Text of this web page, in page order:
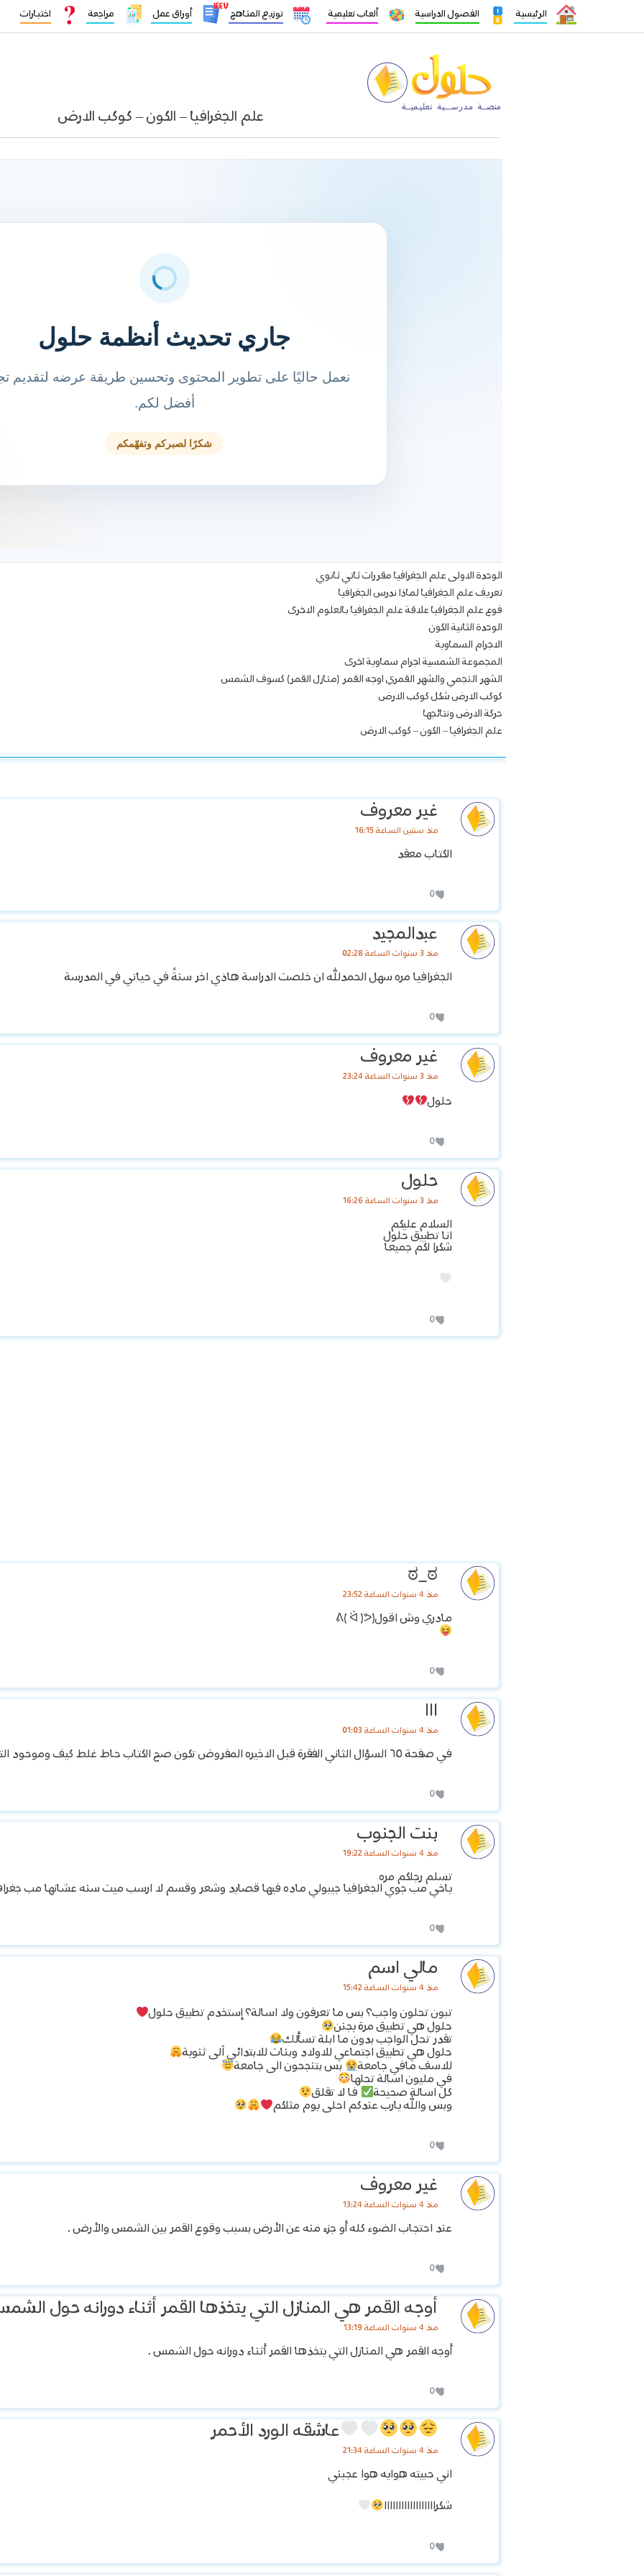
الرئيسية الفصول الدراسية ألعاب تعليمية توزيع المناهج
١٤٤٧
أوراق عمل مراجعة اختبارات
علم الجغرافيا – الكون – كوكب الارض
الوحدة الاولى علم الجغرافيا مقررات ثاتي ثانوي
تعريف علم الجغرافيا لماذا ندرس الجغرافيا
فوع علم الجغرافيا علاقة علم الجغرافيا بالعلوم الاخرى
الوحدة الثانية الكون
الاجرام السماوية
المجموعة الشمسية اجرام سماوية اخرى
الشهر النجمي والشهر القمري اوجه القمر (منازل القمر) كسوف الشمس
كوكب الارض شكل كوكب الارض
حركة الارض ونتائجها
علم الجغرافيا – الكون – كوكب الارض
غير معروف
منذ سنتين الساعة 16:15
الكتاب معقد
0
عبدالمجيد
منذ 3 سنوات الساعة 02:28
الجغرافيا مره سهل الحمدلله ان خلصت الدراسة هاذي اخر سنةً في حياتي في المدرسة
0
غير معروف
منذ 3 سنوات الساعة 23:24
حلول
0
حلول
منذ 3 سنوات الساعة 16:26
السلام عليكم
انا تطبيق حلول
شكرا لكم جميعا
0
ಠ_ಠ
منذ 4 سنوات الساعة 23:52
مادري وش اقول(ᕕ( ᐛ )ᕗ
0
ااا
منذ 4 سنوات الساعة 01:03
في صفحة ٦٥ السؤال الثاني الفقرة قبل الاخيره المفروض تكون صح الكتاب حاط غلط كيف وموحود التفسير في صفحه ٥٥
0
بنت الجنوب
منذ 4 سنوات الساعة 19:22
تسلم رجلكم مره
ياخي مب جوي الجغرافيا جيبولي ماده فيها قصايد وشعر وقسم لا ارسب ميت سنه عشانها مب
0
مالي اسم
منذ 4 سنوات الساعة 15:42
تبون تحلون واجب؟ بس ما تعرفون ولا اسالة؟ إستخدم تطبيق حلول
حلول هي تطبيق مرة يجنن
تقدر تحل الواجب بدون ما ابلة تسألك
حلول هي تطبيق اجتماعي للاولاد وبنات للابتدائي آلى ثنوية
للاسف مافي جامعة
بس بتنجحون الى جامعة
في مليون اسالة تحلها
كل اسالة صحيحة
فا لا تقلق
وبس والله يارب عندكم احلى يوم مثلكم
0
غير معروف
منذ 4 سنوات الساعة 13:24
عند احتجاب الضوء كله أو جزء منه عن الأرض بسبب وقوع القمر بين الشمس والأرض .
0
أوجه القمر هي المنازل التي يتخذها القمر أثناء دورانه حول
منذ 4 سنوات الساعة 13:19
أوجه القمر هي المنازل التي يتخذها القمر أثناء دورانه حول الشمس .
0
عاشقه الورد الأحمر
منذ 4 سنوات الساعة 21:34
اني حبيته هوايه هوا عجبني
شكراااااااااااااااااا
0